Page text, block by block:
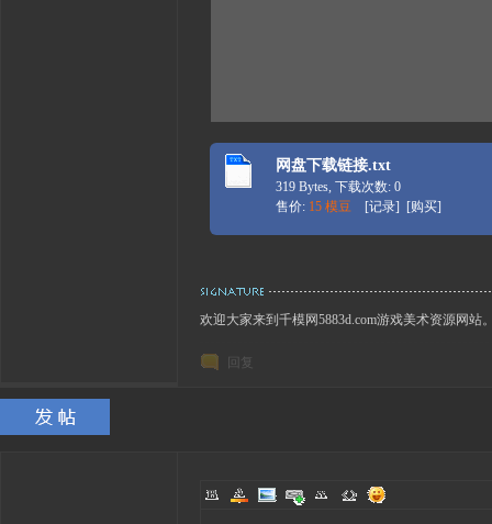
网盘下载链接.txt
319 Bytes, 下载次数: 0
售价: 15 模豆 [记录] [购买]
欢迎大家来到千模网5883d.com游戏美术资源网站
回复